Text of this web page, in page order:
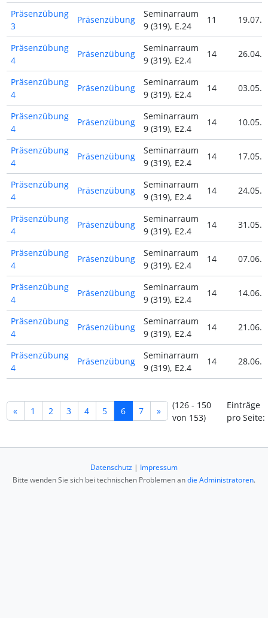
Präsenzübung
3
Präsenzübung
Seminarraum
9 (319), E.24
11
Präsenzübung
4
Präsenzübung
Seminarraum
9 (319), E2.4
14
Präsenzübung
4
Präsenzübung
Seminarraum
9 (319), E2.4
14
Präsenzübung
4
Präsenzübung
Seminarraum
9 (319), E2.4
14
Präsenzübung
4
Präsenzübung
Seminarraum
9 (319), E2.4
14
Präsenzübung
4
Präsenzübung
Seminarraum
9 (319), E2.4
14
Präsenzübung
4
Präsenzübung
Seminarraum
9 (319), E2.4
14
Präsenzübung
4
Präsenzübung
Seminarraum
9 (319), E2.4
14
Präsenzübung
4
Präsenzübung
Seminarraum
9 (319), E2.4
14
Präsenzübung
4
Präsenzübung
Seminarraum
9 (319), E2.4
14
Präsenzübung
4
Präsenzübung
Seminarraum
9 (319), E2.4
14
« 1 2 3 4 5 6 7 »
(126 - 150
von 153)
Einträge
pro Seite:
Datenschutz | Impressum
Bitte wenden Sie sich bei technischen Problemen andie Administratoren.